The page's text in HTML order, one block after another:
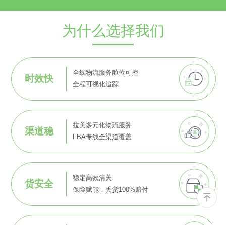
为什么选择我们
时效快
全线物流服务舱位可控
全程可视化追踪
渠道稳
拉美多元化物流服务
FBA专线全渠道覆盖
货安全
稳定高效清关
保险赋能，丢货100%赔付